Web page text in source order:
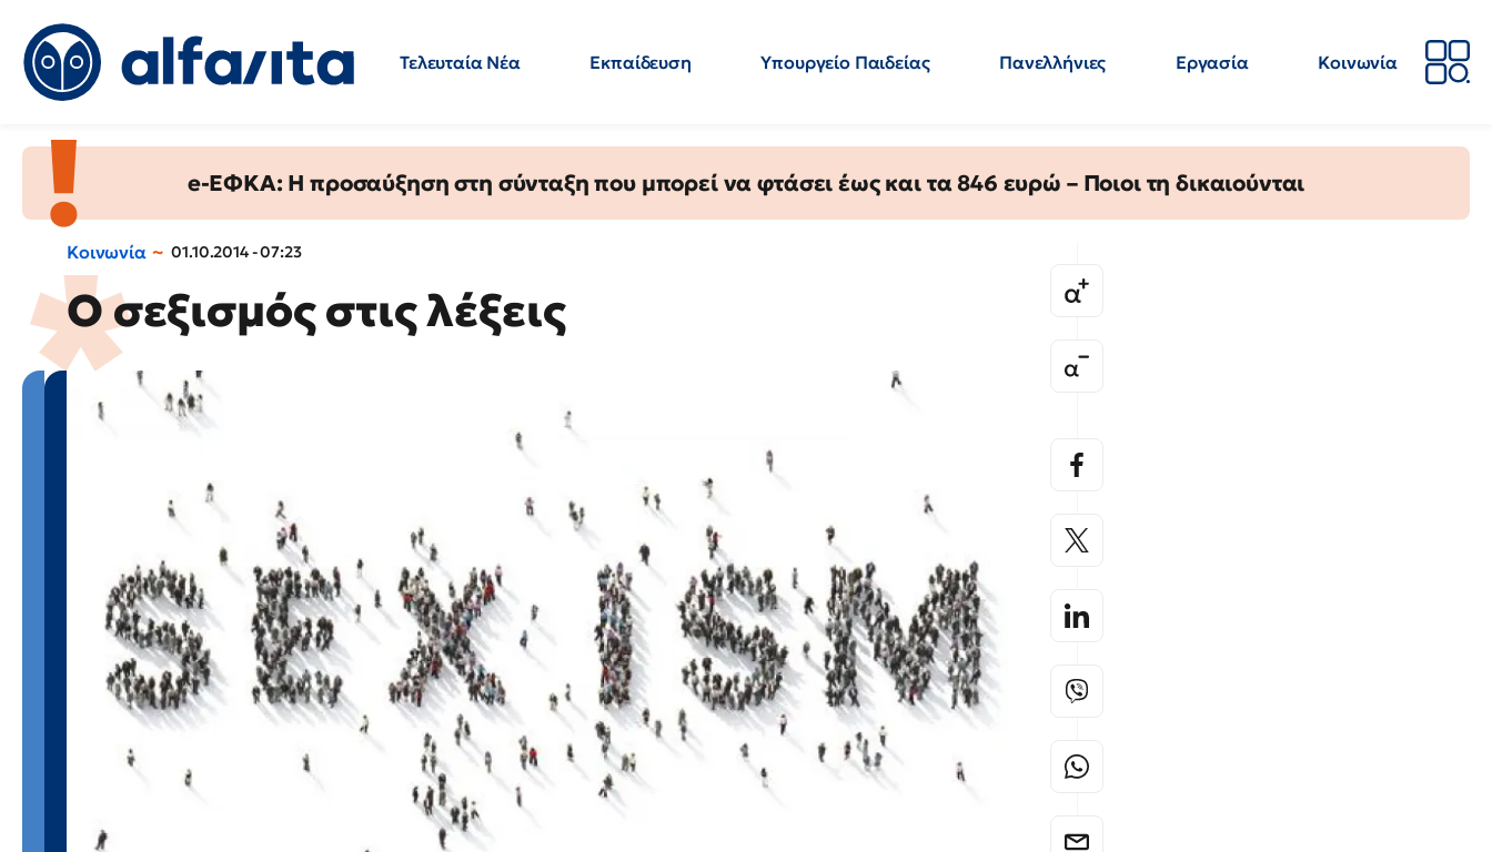
Τελευταία Νέα Εκπαίδευση Υπουργείο Παιδείας Πανελλήνιες Εργασία
Κοινωνία
e-ΕΦΚΑ: Η προσαύξηση στη σύνταξη που μπορεί να φτάσει έως και τα 846 ευρώ – Ποιοι τη δικαιούνται
Κοινωνία 01.10.2014 - 07:23
Ο σεξισμός στις λέξεις